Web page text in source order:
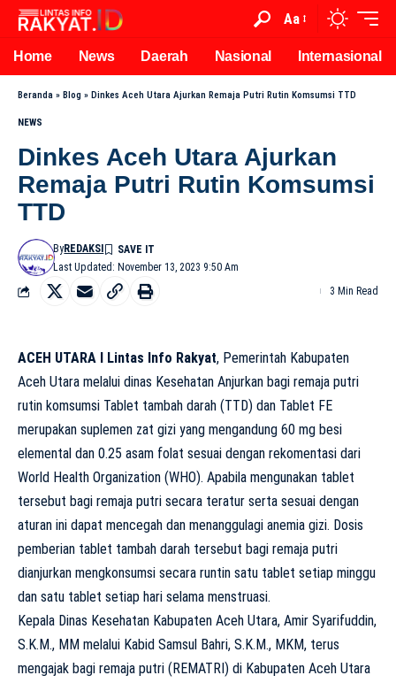
Aa
Home News Daerah Nasional Internasional
Beranda » Blog » Dinkes Aceh Utara Ajurkan Remaja Putri Rutin Komsumsi TTD
NEWS
Dinkes Aceh Utara Ajurkan
Remaja Putri Rutin Komsumsi
TTD
Last Updated: November 13, 2023 9:50 Am
ByREDAKSI
3 Min Read
ACEH UTARA I Lintas Info Rakyat, Pemerintah Kabupaten
Aceh Utara melalui dinas Kesehatan Anjurkan bagi remaja putri
rutin komsumsi Tablet tambah darah (TTD) dan Tablet FE
merupakan suplemen zat gizi yang mengandung 60 mg besi
elemental dan 0.25 asam folat sesuai dengan rekomentasi dari
World Health Organization (WHO). Apabila mengunakan tablet
tersebut bagi remaja putri secara teratur serta sesuai dengan
aturan ini dapat mencegah dan menanggulagi anemia gizi. Dosis
pemberian tablet tambah darah tersebut bagi remaja putri
dianjurkan mengkonsumsi secara runtin satu tablet setiap minggu
dan satu tablet setiap hari selama menstruasi.
Kepala Dinas Kesehatan Kabupaten Aceh Utara, Amir Syarifuddin,
S.K.M., MM melalui Kabid Samsul Bahri, S.K.M., MKM, terus
mengajak bagi remaja putri (REMATRI) di Kabupaten Aceh Utara